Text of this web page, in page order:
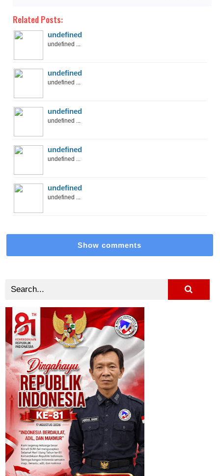
Related Posts:
undefined
undefined ...
undefined
undefined ...
undefined
undefined ...
undefined
undefined ...
undefined
undefined ...
Show comments